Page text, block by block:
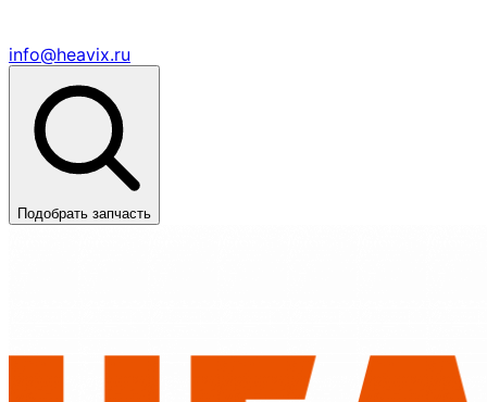
info@heavix.ru
Подобрать запчасть